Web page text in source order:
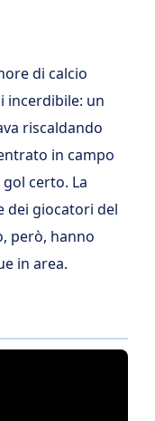
di calcio
incerdibile: un
riscaldando
in campo
certo. La
dei giocatori del
però, hanno
in area.